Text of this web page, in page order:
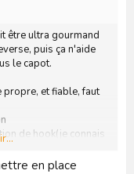
être ultra gourmand
puis ça n'aide
le capot.
propre, et fiable, faut
de hook(je connais
piste, mais
en place